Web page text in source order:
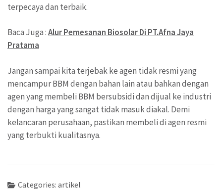
terpecaya dan terbaik.
Baca Juga :Alur Pemesanan Biosolar Di PT.Afna Jaya
Pratama
Jangan sampai kita terjebak ke agen tidak resmi yang
mencampur BBM dengan bahan lain atau bahkan dengan
agen yang membeli BBM bersubsidi dan dijual ke industri
dengan harga yang sangat tidak masuk diakal. Demi
kelancaran perusahaan, pastikan membeli di agen resmi
yang terbukti kualitasnya.
Categories: artikel